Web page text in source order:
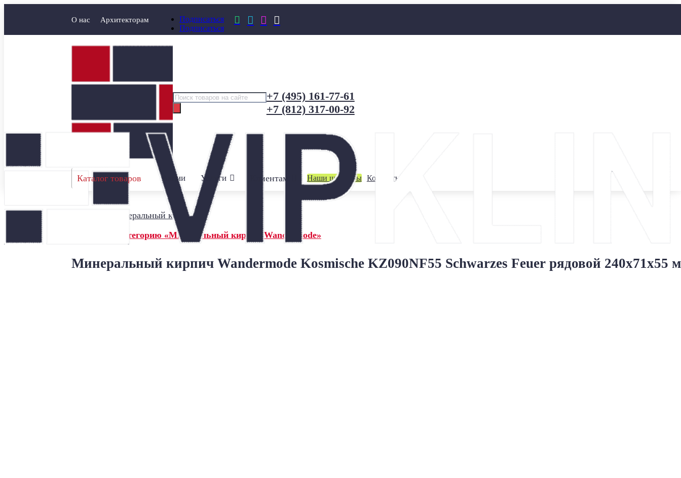
О нас Архитекторам
Подписаться
Подписаться
   
Поиск
товаров
+7 (495) 161-77-61
+7 (812) 317-00-92
Каталог товаров Акции Услуги Клиентам Наши шоурумы Контакты
Минеральный кирпич
← Назад в категорию «Минеральный кирпич Wandermode»
Минеральный кирпич Wandermode Kosmische KZ090NF55 Schwarzes Feuer рядовой 240x71x55